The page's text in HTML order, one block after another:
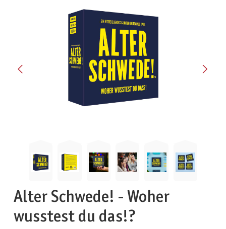
Alter Schwede! - Woher
wusstest du das!?